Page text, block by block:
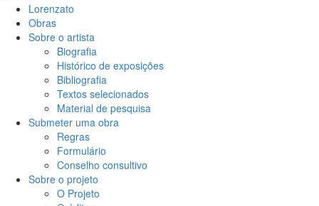
Lorenzato
Obras
Sobre o artista
Biografia
Histórico de exposições
Bibliografia
Textos selecionados
Material de pesquisa
Submeter uma obra
Regras
Formulário
Conselho consultivo
Sobre o projeto
O Projeto